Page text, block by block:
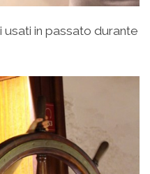
in passato durante